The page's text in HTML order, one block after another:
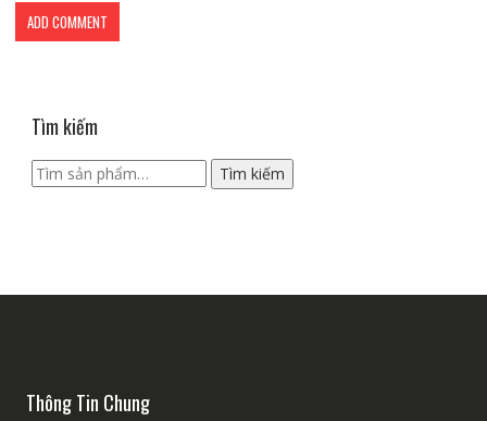
Tìm kiếm
Tìm
kiếm:
Tìm kiếm
Thông Tin Chung